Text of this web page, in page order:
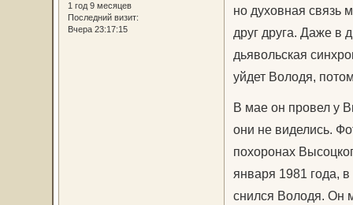
1 год 9 месяцев
Последний визит:
Вчера 23:17:15
но духовная связь
друг друга. Даже в
дьявольская
уйдет Володя,
В мае он провел у
они не виделись.
похоронах
января 1981 года,
снился Володя. Он